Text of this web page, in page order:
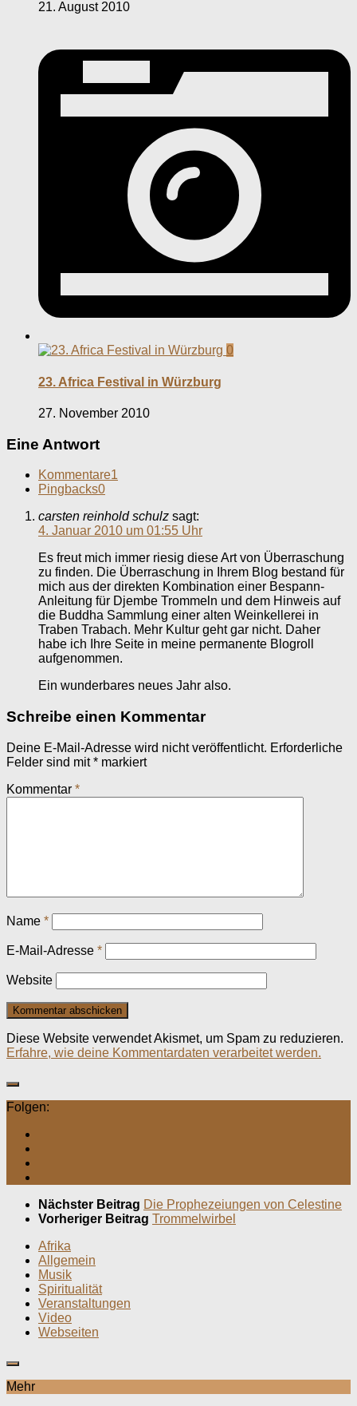
21. August 2010
0
23. Africa Festival in Würzburg
27. November 2010
Eine Antwort
Kommentare1
Pingbacks0
carsten reinhold schulz sagt:
4. Januar 2010 um 01:55 Uhr
Es freut mich immer riesig diese Art von Überraschung
zu finden. Die Überraschung in Ihrem Blog bestand für
mich aus der direkten Kombination einer Bespann-
Anleitung für Djembe Trommeln und dem Hinweis auf
die Buddha Sammlung einer alten Weinkellerei in
Traben Trabach. Mehr Kultur geht gar nicht. Daher
habe ich Ihre Seite in meine permanente Blogroll
aufgenommen.
Ein wunderbares neues Jahr also.
Schreibe einen Kommentar
Deine E-Mail-Adresse wird nicht veröffentlicht. Erforderliche
Felder sind mit* markiert
Kommentar *
Name *
E-Mail-Adresse *
Website
Diese Website verwendet Akismet, um Spam zu reduzieren.
Erfahre, wie deine Kommentardaten verarbeitet werden.
Folgen:
Nächster Beitrag Die Prophezeiungen von Celestine
Vorheriger Beitrag Trommelwirbel
Afrika
Allgemein
Musik
Spiritualität
Veranstaltungen
Video
Webseiten
Mehr